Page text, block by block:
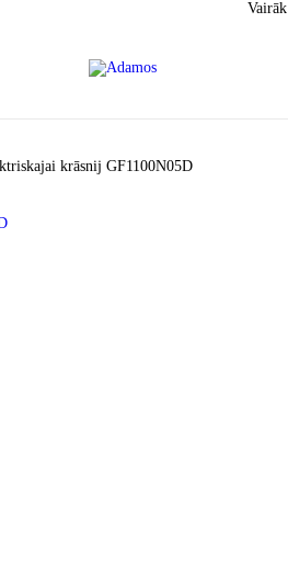
krāsnij GF1100N05D